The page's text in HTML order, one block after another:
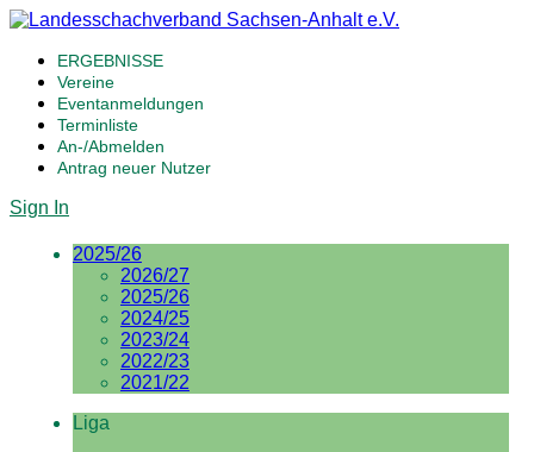
ERGEBNISSE
Vereine
Eventanmeldungen
Terminliste
An-/Abmelden
Antrag neuer Nutzer
Sign In
2025/26
2026/27
2025/26
2024/25
2023/24
2022/23
2021/22
Liga